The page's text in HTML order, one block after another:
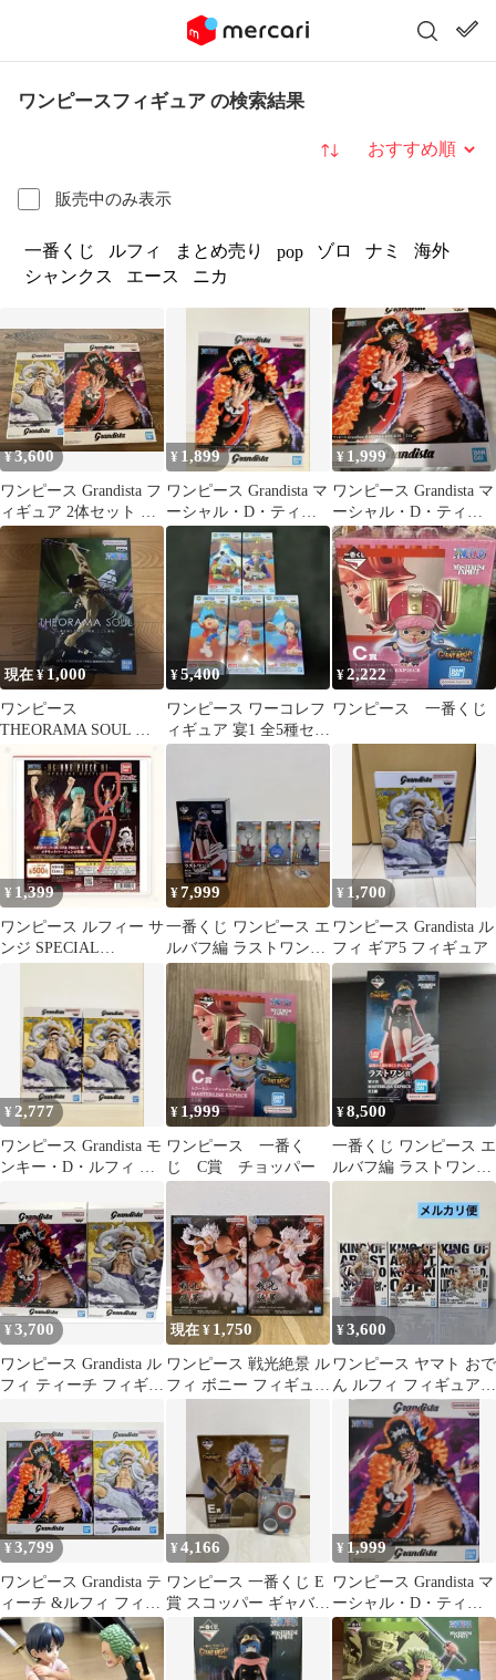
ワンピースフィギュア の検索結果
販売中のみ表示
並び替え
一番くじ ルフィ まとめ売り pop ゾロ ナミ
海外
シャンクス
エース ニカ
¥3,600
ワンピース Grandista フ
ィギュア 2体セット ル
フィ ティーチ
¥ 1,899
ワンピース Grandista マ
ーシャル・D・ティー
チ フィギュア
¥ 1,999
ワンピース Grandista マ
ーシャル・D・ティー
チ フィギュア
現在 ¥1,000
ワンピース
THEORAMA SOUL ロ
ロノア・ゾロ フィギュ
¥5,400
ワンピース ワーコレフ
ィギュア 宴1 全5種セッ
ト
¥2,222
ワンピース 一番くじ
¥ 1,399
ワンピース ルフィー サ
ンジ SPECIAL
¥7,999
一番くじ ワンピース エ
ルバフ編 ラストワン賞
軍子宮 フィギュア
¥ 1,700
ワンピース Grandista ル
フィ ギア5 フィギュア
¥ 2,777
ワンピース Grandista モ
ンキー・D・ルフィ ギ
¥ 1,999
ワンピース 一番く
じ C賞 チョッパー
¥8,500
一番くじ ワンピース エ
ルバフ編 ラストワン賞
軍子宮 フィギュア
¥3,700
ワンピース Grandista ル
フィ ティーチ フィギュ
現在 ¥ 1,750
ワンピース 戦光絶景 ル
フィ ボニー フィギュア
¥3,600
ワンピース ヤマト おで
ん ルフィ フィギュア
まとめ売り
¥3,799
ワンピース Grandista テ
ィーチ &ルフィ フィギ
ュア 2体セット
¥4,166
ワンピース 一番くじ E
賞 スコッパー ギャバン
おまけ H賞 デスクアソ
ート
¥ 1,999
ワンピース Grandista マ
ーシャル・D・ティー
チ フィギュア